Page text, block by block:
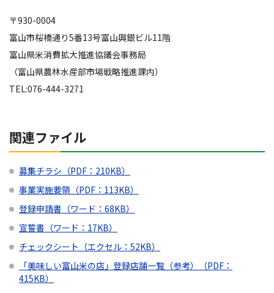
〒930-0004
富山市桜橋通り5番13号富山興銀ビル11階
富山県米消費拡大推進協議会事務局
（富山県農林水産部市場戦略推進課内）
TEL:076-444-3271
関連ファイル
募集チラシ（PDF：210KB）
事業実施要領（PDF：113KB）
登録申請書（ワード：68KB）
宣誓書（ワード：17KB）
チェックシート（エクセル：52KB）
「美味しい富山米の店」登録店舗一覧（参考）（PDF：
415KB）